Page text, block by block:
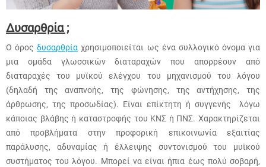
Δυσαρθρία ;
Ο όροςδυσαρθρία χρησιμοποιείται ως ένα συλλογικό όνομα για
μια ομάδα γλωσσικών διαταραχών που απορρέουν από
διαταραχές του μυϊκού ελέγχου του μηχανισμού του λόγου
(δηλαδή της αναπνοής, της φώνησης, της αντήχησης, της
άρθρωσης, της προσωδίας). Είναι επίκτητη ή συγγενής λόγω
κάποιας βλάβης ή καταστροφής του ΚΝΣ ή ΠΝΣ. Χαρακτηρίζεται
από προβλήματα στην προφορική επικοινωνία εξαιτίας
παράλυσης, αδυναμίας ή έλλειψης συντονισμού του μυϊκού
συστήματος του λόγου. Μπορεί να είναι ήπια έως πολύ σοβαρή,